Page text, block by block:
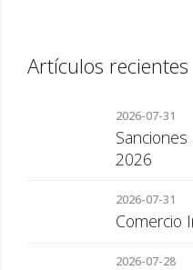
Artículos recientes
2026-07-31
Sanciones
2026
2026-07-31
Comercio
2026-07-28